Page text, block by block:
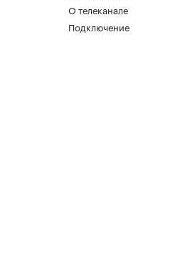
О телеканале
Подключение